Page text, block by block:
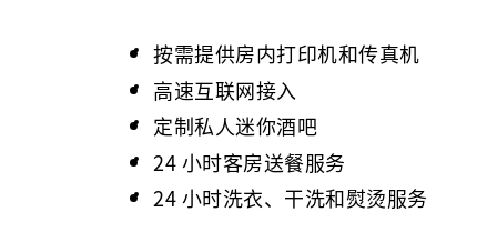
按需提供房内打印机和传真机
高速互联网接入
定制私人迷你酒吧
24 小时客房送餐服务
24 小时洗衣、干洗和熨烫服务